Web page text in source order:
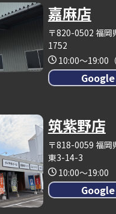
嘉麻店
〒820-0502 福岡
1752
10:00～19:00
筑紫野店
〒818-0059 福岡
東3-14-3
10:00～19:00